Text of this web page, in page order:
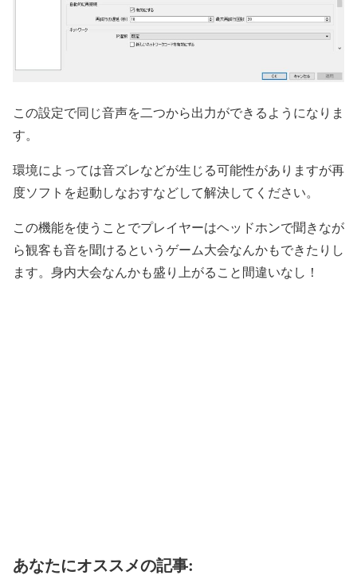
この設定で同じ音声を二つから出力ができるようになりま
す。
環境によっては音ズレなどが生じる可能性がありますが再
度ソフトを起動しなおすなどして解決してください。
この機能を使うことでプレイヤーはヘッドホンで聞きなが
ら観客も音を聞けるというゲーム大会なんかもできたりし
ます。身内大会なんかも盛り上がること間違いなし！
あなたにオススメの記事: